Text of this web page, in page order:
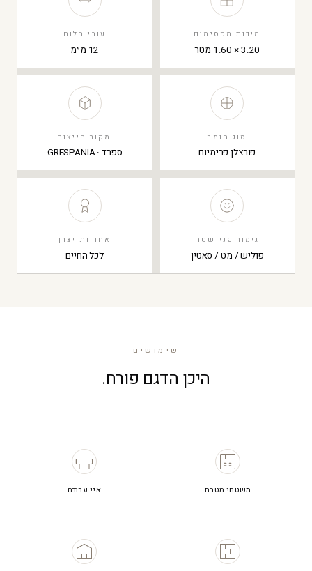
מידות מקסימום
3.20 × 1.60 מטר
עובי הלוח
12 מ״מ
סוג חומר
פורצלן פרימיום
מקור הייצור
ספרד · GRESPANIA
גימור פני שטח
פוליש / מט / סאטין
אחריות יצרן
לכל החיים
שימושים
היכן הדגם פורח.
משטחי מטבח איי עבודה